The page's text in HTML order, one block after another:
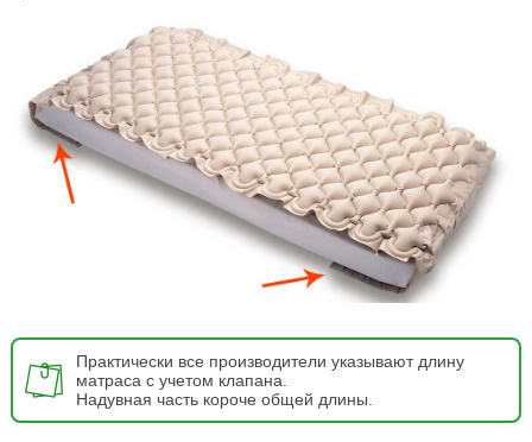
Практически все производители указывают длину
матраса с учетом клапана.
Надувная часть короче общей длины.